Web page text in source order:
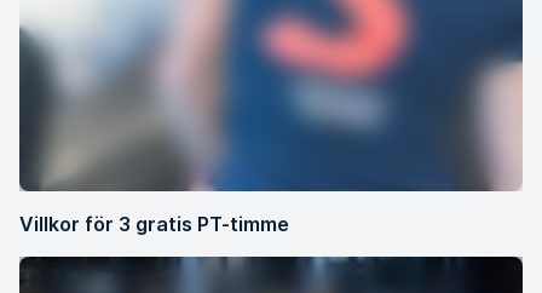
Villkor för 3 gratis PT-timme